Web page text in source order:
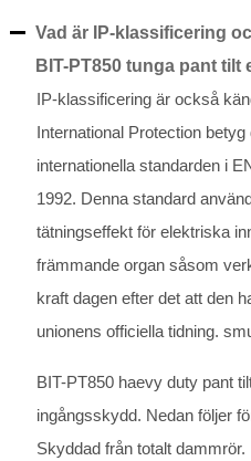
Vad är IP-klassificering
BIT-PT850 tunga pant tilt
IP-klassificering är också
International Protection
internationella standarden i
1992. Denna standard
tätningseffekt för elektriska
främmande organ såsom
kraft dagen efter det att den
unionens officiella tidning.
BIT-PT850 haevy duty pant
ingångsskydd. Nedan följer
Skyddad från totalt dammrör.